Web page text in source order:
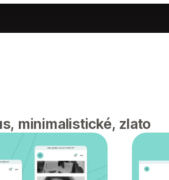
minimalistické, zlato